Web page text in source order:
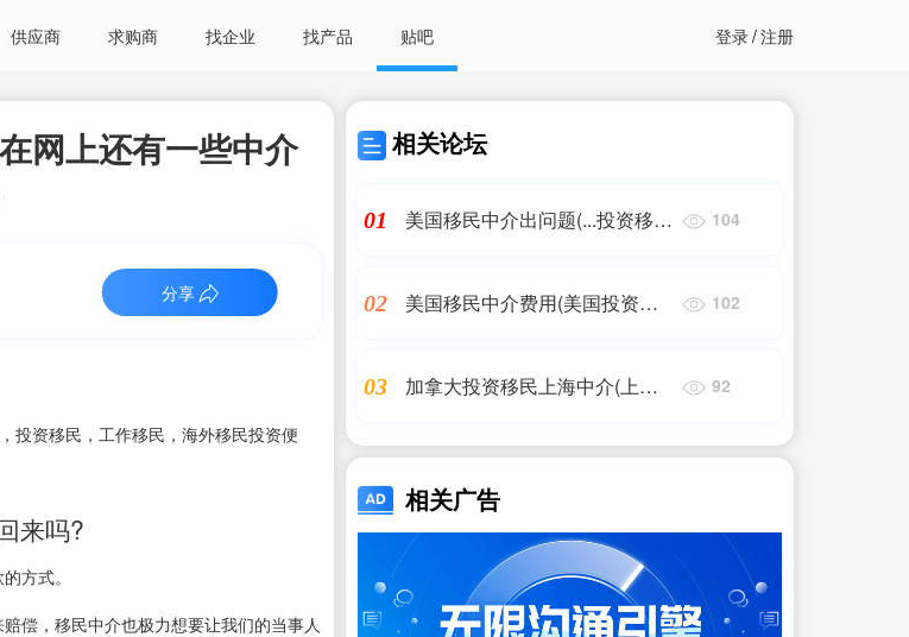
供应商 求购商 找企业 找产品 贴吧 登录/注册
网上还有一些中介
分享
投资移民，工作移民，海外移民投资便
来吗?
方式。
偿，移民中介也极力想要让我们的当事人
相关论坛
01
美国移民中介出问题(...投资移
知...)
104
02
美国移民中介费用(美国投资移
呢...)
102
03
加拿大投资移民上海中介(上海
92
相关广告